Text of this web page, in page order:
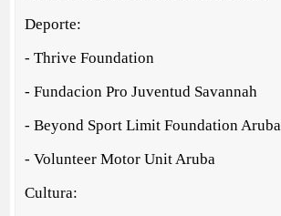
Deporte:
- Thrive Foundation
- Fundacion Pro Juventud Savannah
- Beyond Sport Limit Foundation Aruba
- Volunteer Motor Unit Aruba
Cultura: